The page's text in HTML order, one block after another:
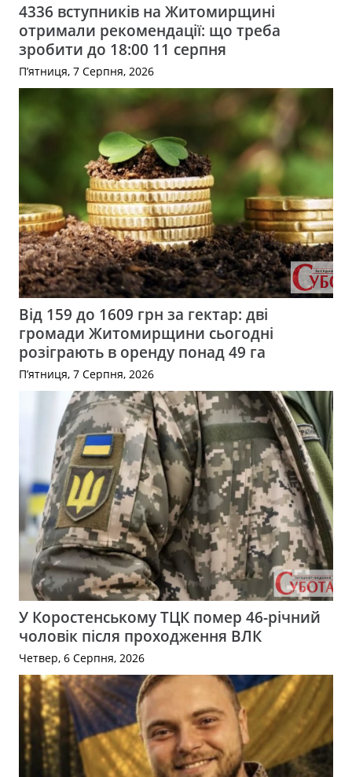
4336 вступників на Житомирщині
отримали рекомендації: що треба
зробити до 18:00 11 серпня
П’ятниця, 7 Серпня, 2026
Від 159 до 1609 грн за гектар: дві
громади Житомирщини сьогодні
розіграють в оренду понад 49 га
П’ятниця, 7 Серпня, 2026
У Коростенському ТЦК помер 46-річний
чоловік після проходження ВЛК
Четвер, 6 Серпня, 2026